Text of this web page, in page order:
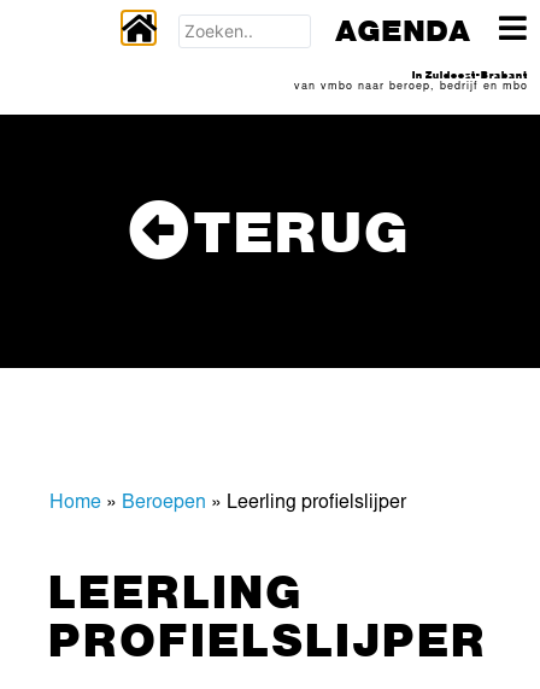
TERUG
Home » Beroepen » Leerling profielslijper
LEERLING
PROFIELSLIJPER
AGENDA
In Zuidoost-Brabant
van vmbo naar beroep, bedrijf en mbo